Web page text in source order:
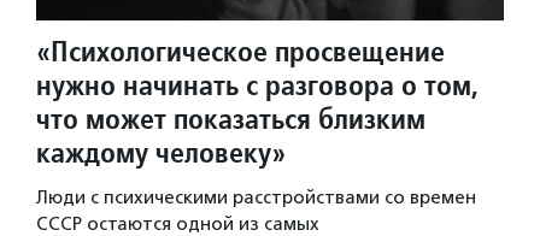
«Психологическое просвещение
нужно начинать с разговора о том,
что может показаться близким
каждому человеку»
Люди с психическими расстройствами со времен
СССР остаются одной из самых